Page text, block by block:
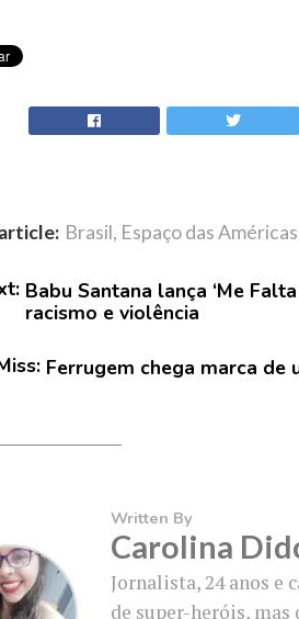
Brasil, Espaço das Américas
Babu Santana lança ‘Me
racismo e violência
Ferrugem chega marca
Written By
Carolina
Jornalista, 24 anos e
de super-heróis, mas